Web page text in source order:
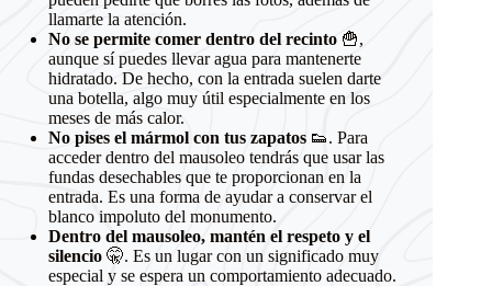
llamarte la atención.
No se permite comer dentro del recinto 🍟,
aunque sí puedes llevar agua para mantenerte
hidratado. De hecho, con la entrada suelen darte
una botella, algo muy útil especialmente en los
meses de más calor.
No pises el mármol con tus zapatos 👟. Para
acceder dentro del mausoleo tendrás que usar las
fundas desechables que te proporcionan en la
entrada. Es una forma de ayudar a conservar el
blanco impoluto del monumento.
Dentro del mausoleo, mantén el respeto y el
silencio 🤫. Es un lugar con un significado muy
especial y se espera un comportamiento adecuado.